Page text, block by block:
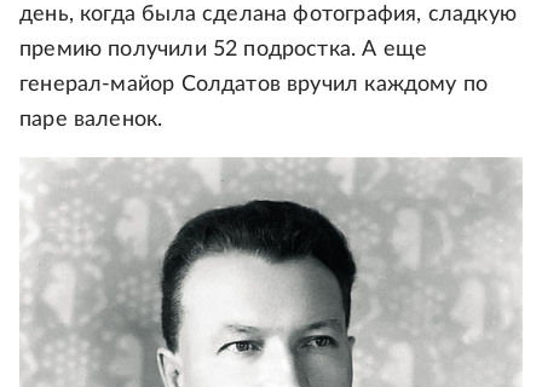
день, когда была сделана фотография, сладкую
премию получили 52 подростка. А еще
генерал-майор Солдатов вручил каждому по
паре валенок.